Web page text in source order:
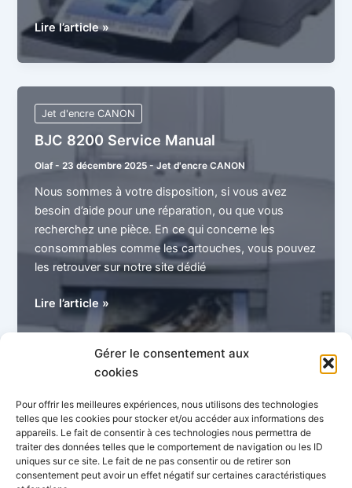
Gérer le consentement aux
cookies
Pour offrir les meilleures expériences, nous utilisons des technologies
telles que les cookies pour stocker et/ou accéder aux informations des
appareils. Le fait de consentir à ces technologies nous permettra de
traiter des données telles que le comportement de navigation ou les ID
uniques sur ce site. Le fait de ne pas consentir ou de retirer son
consentement peut avoir un effet négatif sur certaines caractéristiques
BJC
8500
Service
Manual
Lire l’article »
Jet d'encre CANON
BJC 8200 Service Manual
Olaf-23 décembre 2025-Jet d'encre CANON
Nous sommes à votre disposition, si vous avez
besoin d’aide pour une réparation, ou que vous
recherchez une pièce. En ce qui concerne les
consommables comme les cartouches, vous pouvez
les retrouver sur notre site dédié
BJC
Lire l’article »
… Suivant